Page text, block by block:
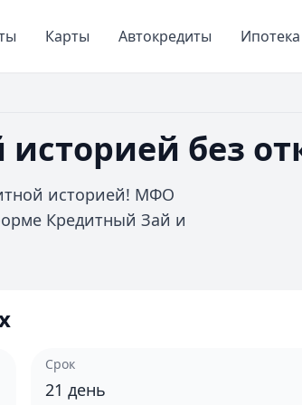
Карты Автокредиты Ипотека
без
историей! МФО
Кредитный Зай и
Срок
21 день